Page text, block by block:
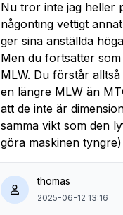
Nu tror inte jag heller
någonting vettigt
ger sina anställda
Men du fortsätter
MLW. Du förstår
en längre MLW än
att de inte är
samma vikt som den
göra maskinen
thomas
2025-06-12 13:16